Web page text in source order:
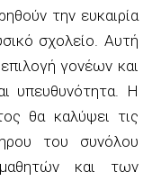
την ευκαιρία
σχολείο. Αυτή
γονέων και
υπευθυνότητα. Η
θα καλύψει τις
του συνόλου
και των